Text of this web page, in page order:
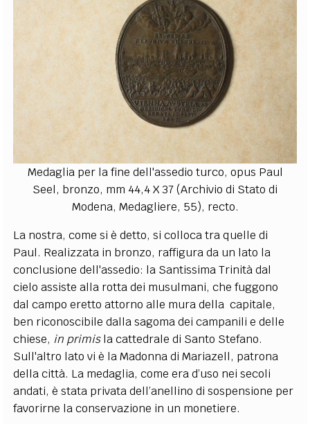
Medaglia per la fine dell'assedio turco, opus Paul
Seel, bronzo, mm 44,4 X 37 (Archivio di Stato di
Modena, Medagliere, 55), recto.
La nostra, come si è detto, si colloca tra quelle di
Paul. Realizzata in bronzo, raffigura da un lato la
conclusione dell'assedio: la Santissima Trinità dal
cielo assiste alla rotta dei musulmani, che fuggono
dal campo eretto attorno alle mura della capitale,
ben riconoscibile dalla sagoma dei campanili e delle
chiese, in primisla cattedrale di Santo Stefano.
Sull'altro lato vi è la Madonna di Mariazell, patrona
della città. La medaglia, come era d’uso nei secoli
andati, è stata privata dell’anellino di sospensione per
favorirne la conservazione in un monetiere.